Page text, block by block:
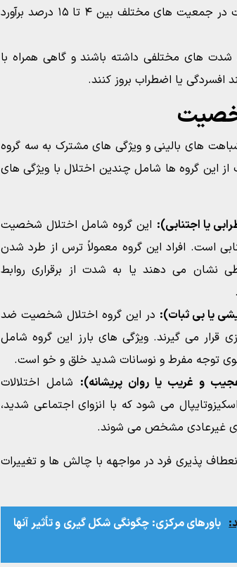
شیوع اختلالات شخصیت در جمعیت های مختلف بین ۴ تا ۱۵ درصد برآورد
شدت های مختلفی داشته باشند و گاهی همراه با
افسردگی یا اضطراب بروز کنند.
های بالینی و ویژگی های مشترک به سه گروه
این گروه ها شامل چندین اختلال با ویژگی های
یا اجتنابی): این گروه شامل اختلال شخصیت
است. افراد این گروه معمولاً ترس از طرد شدن
نشان می دهند یا به شدت از برقراری روابط
یا بی ثبات): در این گروه اختلال شخصیت ضد
قرار می گیرند. ویژگی های بارز این گروه شامل
توجه مفرط و نوسانات شدید خلق و خو است.
و غریب یا روان پریشانه): شامل اختلالات
می شود که با انزوای اجتماعی شدید،
غیرعادی مشخص می شوند.
پذیری فرد در مواجهه با چالش ها و تغییرات
باورهای مرکزی: چگونگی شکل گیری و تأثیر آنها